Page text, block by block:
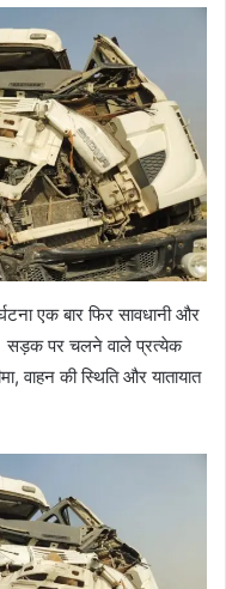
एक बार फिर सावधानी और
सड़क पर चलने वाले प्रत्येक
वाहन की स्थिति और यातायात